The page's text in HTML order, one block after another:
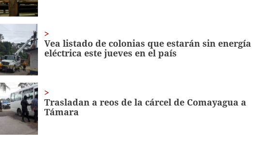
Vea listado de colonias que estarán sin energía
eléctrica este jueves en el país
Trasladan a reos de la cárcel de Comayagua a
Támara